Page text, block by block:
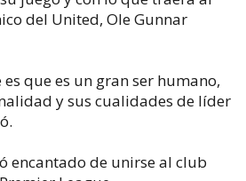
del United, Ole Gunnar
que es un gran ser humano,
y sus cualidades de líder
encantado de unirse al club